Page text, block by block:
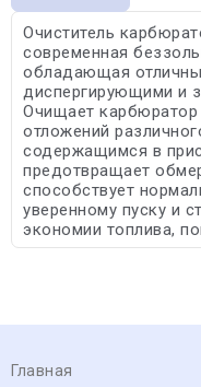
Очиститель
современная
обладающая
диспергирующими и
Очищает карбюратор
отложений
содержащимся в
предотвращает
способствует
уверенному пуску и
экономии топлива,
Главная